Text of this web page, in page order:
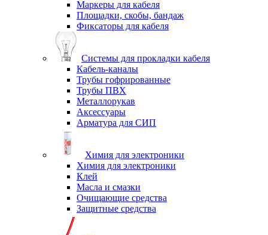
Маркеры для кабеля
Площадки, скобы, бандаж
Фиксаторы для кабеля
Системы для прокладки кабеля
Кабель-каналы
Трубы гофрированные
Трубы ПВХ
Металлорукав
Аксессуары
Арматура для СИП
Химия для электроники
Химия для электроники
Клей
Масла и смазки
Очищающие средства
Защитные средства